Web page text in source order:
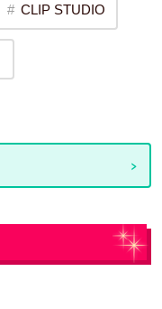
CLIP STUDIO